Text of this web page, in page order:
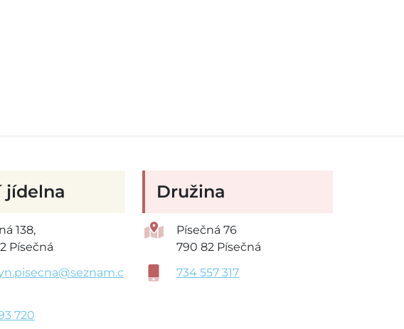
jídelna
138,
Písečná
720
Družina
Písečná 76
790 82 Písečná
734 557 317